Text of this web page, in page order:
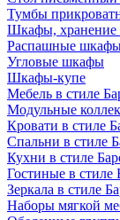
Тумбы
Шкафы, хранение
Распашные
Угловые шкафы
Шкафы-купе
Мебель в стиле
Модульные
Кровати в стиле
Спальни в стиле
Кухни в стиле
Гостиные в стиле
Зеркала в стиле
Наборы мягкой